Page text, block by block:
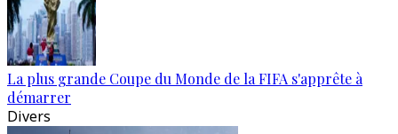
La plus grande Coupe du Monde de la FIFA s'apprête à
démarrer
Divers